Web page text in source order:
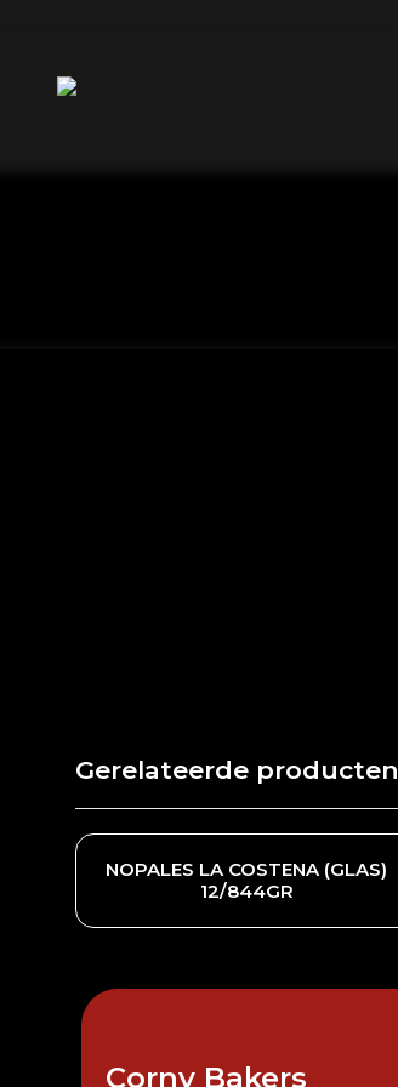
Gerelateerde producten
NOPALES LA COSTENA (GLAS)
12/844GR
Corny Bakers